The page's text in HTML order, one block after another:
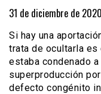
31 de diciembre de
Si hay una
trata de ocultarla
estaba condenado
superproducción
defecto congénito